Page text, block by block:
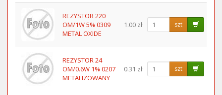
REZYSTOR 220
OM/1W 5% 0309
METAL OXIDE
1.00 zł szt
REZYSTOR 24
OM/0.6W 1% 0207
METALIZOWANY
0.31 zł szt